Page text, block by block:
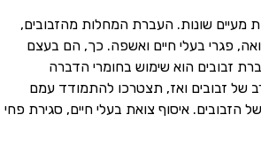
מעיים שונות. העברת המחלות מהזבובים,
פגרי בעלי חיים ואשפה. כך, הם בעצם
זבובים הוא שימוש בחומרי הדברה
של זבובים ואז, תצטרכו להתמודד עמם
הזבובים. איסוף צואת בעלי חיים, סגירת פחי